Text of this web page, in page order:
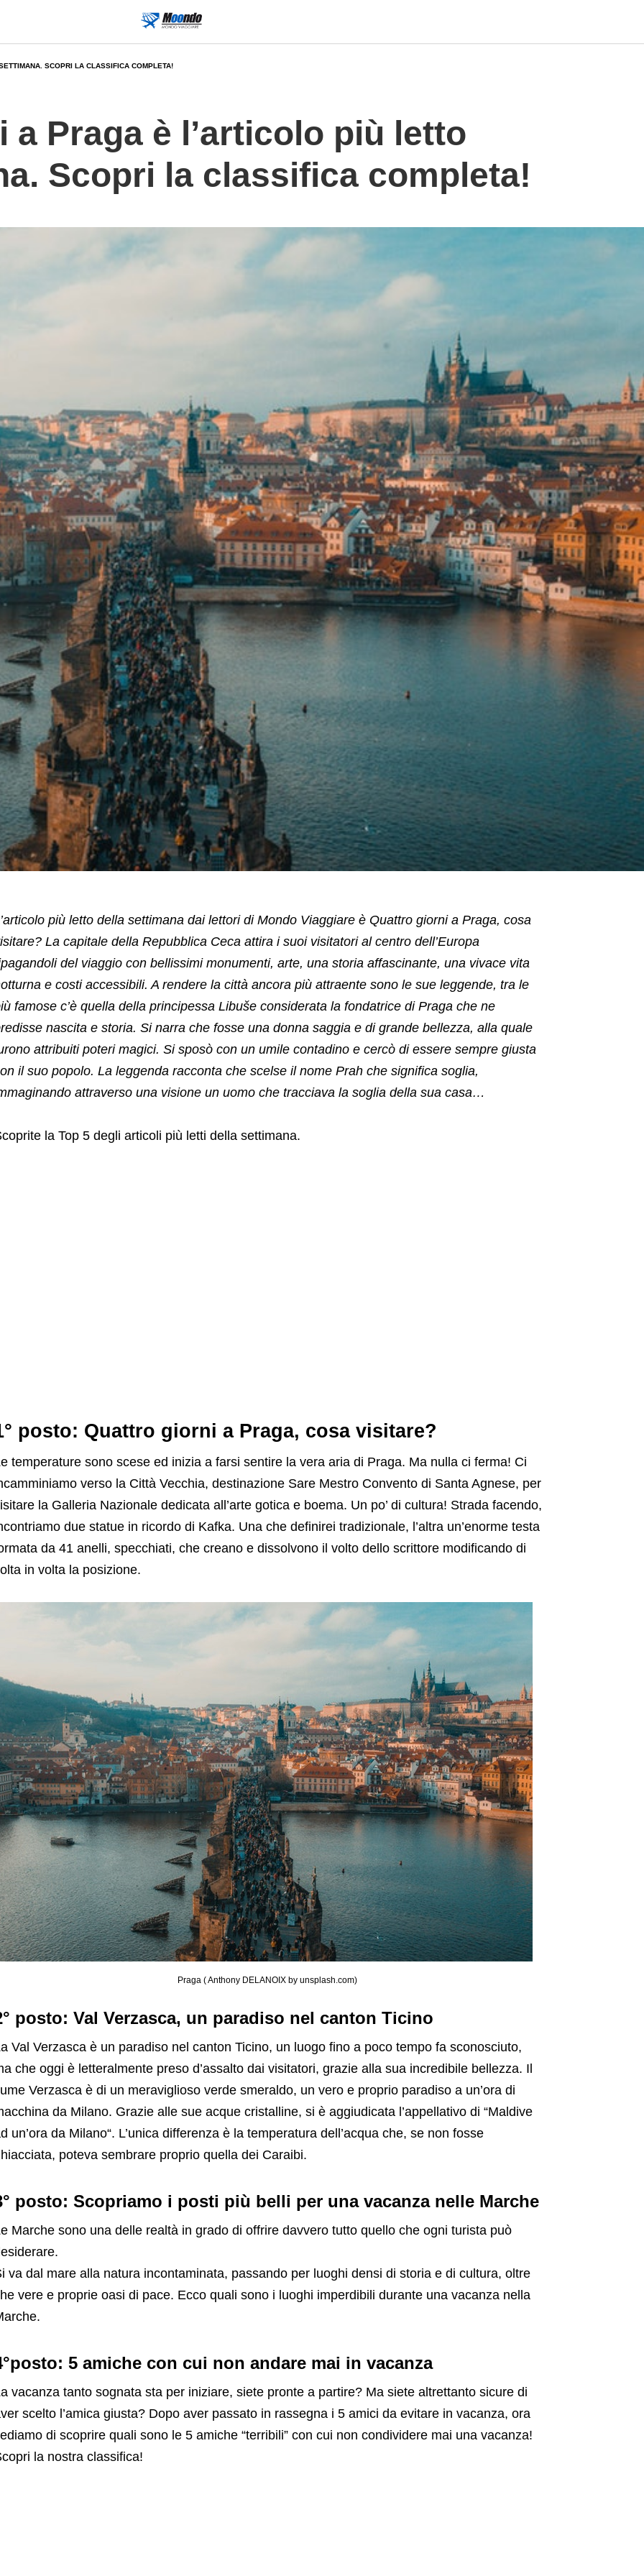
SCOPRI LA CLASSIFICA COMPLETA!
a Praga è l’articolo più letto
Scopri la classifica completa!
più letto della settimana dai lettori di Mondo Viaggiare è Quattro giorni a Praga, cosa
La capitale della Repubblica Ceca attira i suoi visitatori al centro dell’Europa
del viaggio con bellissimi monumenti, arte, una storia affascinante, una vivace vita
e costi accessibili. A rendere la città ancora più attraente sono le sue leggende, tra le
famose c’è quella della principessa Libuše considerata la fondatrice di Praga che ne
nascita e storia. Si narra che fosse una donna saggia e di grande bellezza, alla quale
attribuiti poteri magici. Si sposò con un umile contadino e cercò di essere sempre giusta
il suo popolo. La leggenda racconta che scelse il nome Prah che significa soglia,
attraverso una visione un uomo che tracciava la soglia della sua casa…
la Top 5 degli articoli più letti della settimana.
posto: Quattro giorni a Praga, cosa visitare?
temperature sono scese ed inizia a farsi sentire la vera aria di Praga. Ma nulla ci ferma! Ci
verso la Città Vecchia, destinazione Sare Mestro Convento di Santa Agnese, per
la Galleria Nazionale dedicata all’arte gotica e boema. Un po’ di cultura! Strada facendo,
due statue in ricordo di Kafka. Una che definirei tradizionale, l’altra un’enorme testa
da 41 anelli, specchiati, che creano e dissolvono il volto dello scrittore modificando di
in volta la posizione.
Praga ( Anthony DELANOIX by unsplash.com)
posto: Val Verzasca, un paradiso nel canton Ticino
Val Verzasca è un paradiso nel canton Ticino, un luogo fino a poco tempo fa sconosciuto,
che oggi è letteralmente preso d’assalto dai visitatori, grazie alla sua incredibile bellezza. Il
Verzasca è di un meraviglioso verde smeraldo, un vero e proprio paradiso a un’ora di
da Milano. Grazie alle sue acque cristalline, si è aggiudicata l’appellativo di “Maldive
un’ora da Milano“. L’unica differenza è la temperatura dell’acqua che, se non fosse
poteva sembrare proprio quella dei Caraibi.
posto: Scopriamo i posti più belli per una vacanza nelle Marche
Marche sono una delle realtà in grado di offrire davvero tutto quello che ogni turista può
va dal mare alla natura incontaminata, passando per luoghi densi di storia e di cultura, oltre
vere e proprie oasi di pace. Ecco quali sono i luoghi imperdibili durante una vacanza nella
5 amiche con cui non andare mai in vacanza
vacanza tanto sognata sta per iniziare, siete pronte a partire? Ma siete altrettanto sicure di
scelto l’amica giusta? Dopo aver passato in rassegna i 5 amici da evitare in vacanza, ora
di scoprire quali sono le 5 amiche “terribili” con cui non condividere mai una vacanza!
la nostra classifica!